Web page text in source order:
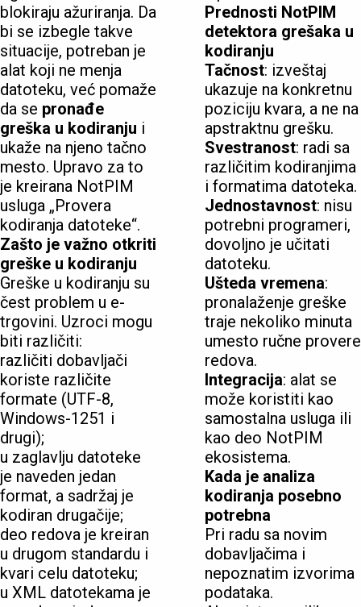
blokiraju ažuriranja. Da
bi se izbegle takve
situacije, potreban je
alat koji ne menja
datoteku, već pomaže
da se pronađe
greška u kodiranju i
ukaže na njeno tačno
mesto. Upravo za to
je kreirana NotPIM
usluga „Provera
kodiranja datoteke“.
Zašto je važno otkriti
greške u kodiranju
Greške u kodiranju su
čest problem u e-
trgovini. Uzroci mogu
biti različiti:
različiti dobavljači
koriste različite
formate (UTF-8,
Windows-1251 i
drugi);
u zaglavlju datoteke
je naveden jedan
format, a sadržaj je
kodiran drugačije;
deo redova je kreiran
u drugom standardu i
kvari celu datoteku;
u XML datotekama je
Prednosti NotPIM
detektora grešaka u
kodiranju
Tačnost: izveštaj
ukazuje na konkretnu
poziciju kvara, a ne na
apstraktnu grešku.
Svestranost: radi sa
različitim kodiranjima
i formatima datoteka.
Jednostavnost: nisu
potrebni programeri,
dovoljno je učitati
datoteku.
Ušteda vremena:
pronalaženje greške
traje nekoliko minuta
umesto ručne provere
redova.
Integracija: alat se
može koristiti kao
samostalna usluga ili
kao deo NotPIM
ekosistema.
Kada je analiza
kodiranja posebno
potrebna
Pri radu sa novim
dobavljačima i
nepoznatim izvorima
podataka.